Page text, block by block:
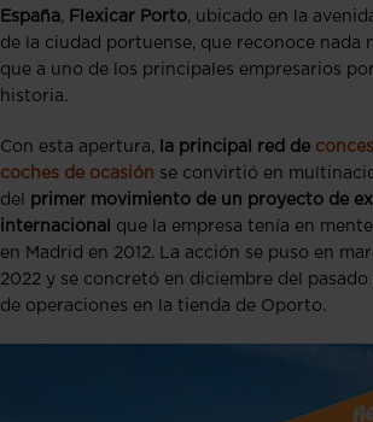
España, Flexicar Porto, ubicado en la
de la ciudad portuense, que reconoce nada
que a uno de los principales empresarios
historia.
Con esta apertura, la principal red de
coches de ocasión se convirtió en
del
primer movimiento de un proyecto de
internacional
que la empresa tenía en
en Madrid en 2012. La acción se puso en
2022 y se concretó en diciembre del
de operaciones en la tienda de Oporto.